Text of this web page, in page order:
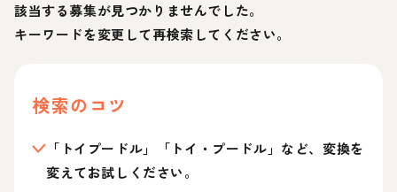
該当する募集が見つかりませんでした。
キーワードを変更して再検索してください。
検索のコツ
「トイプードル」「トイ・プードル」など、変換を
変えてお試しください。